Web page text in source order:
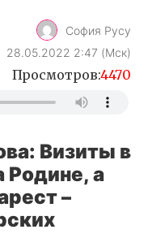
София Русу
28.05.2022 2:47 (Мск)
Просмотров:4470
Визиты в
Родине, а
–